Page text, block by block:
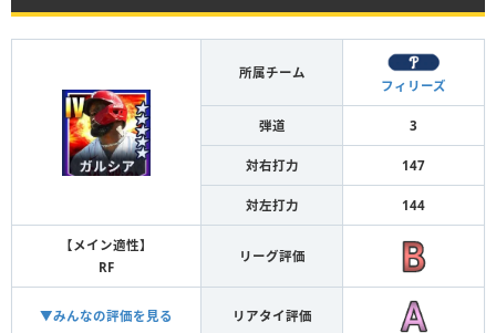
所属チーム
フィリーズ
弾道 3
対右打力 147
対左打力 144
【メイン適性】
RF
リーグ評価
▼みんなの評価を見る リアタイ評価